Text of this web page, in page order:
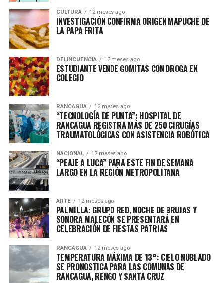
CULTURA 12 meses ago
INVESTIGACIÓN CONFIRMA ORIGEN MAPUCHE DE
LA PAPA FRITA
DELINCUENCIA 12 meses ago
ESTUDIANTE VENDE GOMITAS CON DROGA EN
COLEGIO
RANCAGUA 12 meses ago
“TECNOLOGÍA DE PUNTA”: HOSPITAL DE
RANCAGUA REGISTRA MÁS DE 250 CIRUGÍAS
TRAUMATOLÓGICAS CON ASISTENCIA ROBÓTICA
NACIONAL 12 meses ago
“PEAJE A LUCA” PARA ESTE FIN DE SEMANA
LARGO EN LA REGIÓN METROPOLITANA
ARTE 12 meses ago
PALMILLA: GRUPO RED, NOCHE DE BRUJAS Y
SONORA MALECÓN SE PRESENTARÁ EN
CELEBRACIÓN DE FIESTAS PATRIAS
RANCAGUA 12 meses ago
TEMPERATURA MÁXIMA DE 13°: CIELO NUBLADO
SE PRONOSTICA PARA LAS COMUNAS DE
RANCAGUA, RENGO Y SANTA CRUZ